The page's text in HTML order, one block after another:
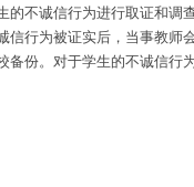
的不诚信行为进行取证和调
信行为被证实后，当事教师
备份。对于学生的不诚信行